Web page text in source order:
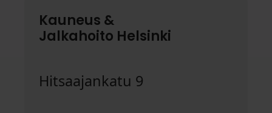
Kauneus &
Jalkahoito Helsinki
Hitsaajankatu 9